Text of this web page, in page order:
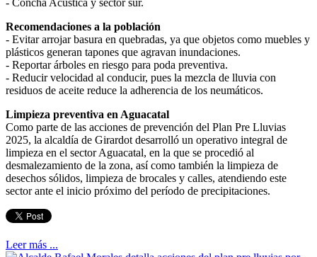
Recomendaciones a la población
- Evitar arrojar basura en quebradas, ya que objetos como muebles y
plásticos generan tapones que agravan inundaciones.
- Reportar árboles en riesgo para poda preventiva.
- Reducir velocidad al conducir, pues la mezcla de lluvia con
residuos de aceite reduce la adherencia de los neumáticos.
Limpieza preventiva en Aguacatal
Como parte de las acciones de prevención del Plan Pre Lluvias
2025, la alcaldía de Girardot desarrolló un operativo integral de
limpieza en el sector Aguacatal, en la que se procedió al
desmalezamiento de la zona, así como también la limpieza de
desechos sólidos, limpieza de brocales y calles, atendiendo este
sector ante el inicio próximo del período de precipitaciones.
Leer más ...